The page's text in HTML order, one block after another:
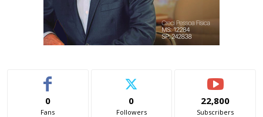
0
Fans
0
Followers
22,800
Subscribers